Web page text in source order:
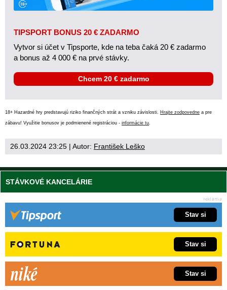
TIPSPORT BONUS 20 € ZADARMO
Vytvor si účet v Tipsporte, kde na teba čaká 20 € zadarmo
a bonus až 4 000 € na prvé stávky.
Chcem 20 € zadarmo
18+ Hazardné hry predstavujú riziko finančných strát a vzniku závislosti. Hrajte zodpovedne a pre
zábavu! Využitie bonusov je podmienené registráciou - informácie tu.
26.03.2024 23:25 | Autor: František Leško
STÁVKOVÉ KANCELÁRIE
Stav si
Stav si
Stav si